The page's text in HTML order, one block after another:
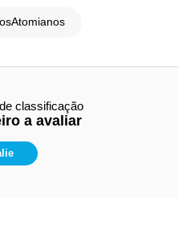
classificação
a avaliar